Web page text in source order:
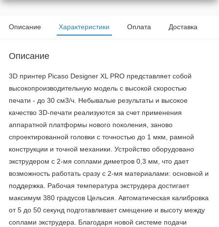
Описание Характеристики Оплата Доставка
Описание
3D принтер Picaso Designer XL PRO представляет собой
высокопроизводительную модель с высокой скоростью
печати - до 30 см3/ч. Небывалые результаты и высокое
качество 3D-печати реализуются за счет применения
аппаратной платформы нового поколения, заново
спроектированной головки с точностью до 1 мкм, рамной
конструкции и точной механики. Устройство оборудовано
экструдером с 2-мя соплами диметров 0,3 мм, что дает
возможность работать сразу с 2-мя материалами: основной и
поддержка. Рабочая температура экструдера достигает
максимум 380 градусов Цельсия. Автоматическая калибровка
от 5 до 50 секунд подготавливает смещение и высоту между
соплами экструдера. Благодаря новой системе подачи